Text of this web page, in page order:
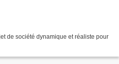
de société dynamique et réaliste pour